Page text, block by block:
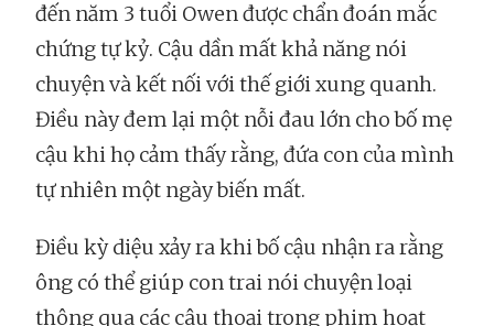
đến năm 3 tuổi Owen được chẩn đoán mắc
chứng tự kỷ. Cậu dần mất khả năng nói
chuyện và kết nối với thế giới xung quanh.
Điều này đem lại một nỗi đau lớn cho bố mẹ
cậu khi họ cảm thấy rằng, đứa con của mình
tự nhiên một ngày biến mất.
Điều kỳ diệu xảy ra khi bố cậu nhận ra rằng
ông có thể giúp con trai nói chuyện loại
thông qua các câu thoại trong phim hoạt